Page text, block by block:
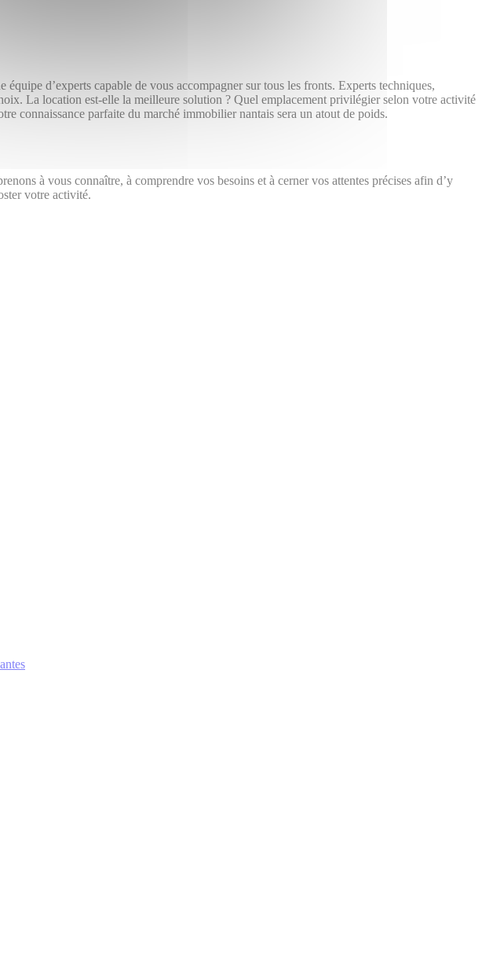
d’experts capable de vous accompagner sur tous les fronts. Experts techniques,
La location est-elle la meilleure solution ? Quel emplacement privilégier selon votre activité
connaissance parfaite du marché immobilier nantais sera un atout de poids.
à vous connaître, à comprendre vos besoins et à cerner vos attentes précises afin d’y
votre activité.